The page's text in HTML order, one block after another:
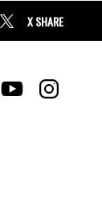
X SHARE